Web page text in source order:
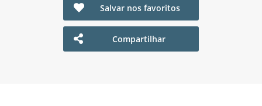
Salvar nos favoritos
Compartilhar